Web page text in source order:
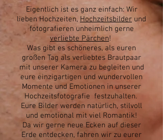
Eigentlich ist es ganz einfach: Wir
lieben Hochzeiten, Hochzeitsbilder und
fotografieren unheimlich gerne
verliebte Pärchen!
Was gibt es schöneres, als euren
großen Tag als verliebtes Brautpaar
mit unserer Kamera zu begleiten und
eure einzigartigen und wundervollen
Momente und Emotionen in unserer
Hochzeitsfotografie festzuhalten.
Eure Bilder werden natürlich, stilvoll
und emotional mit viel Romantik!
Da wir gerne neue Ecken auf dieser
Erde entdecken, fahren wir zu eurer